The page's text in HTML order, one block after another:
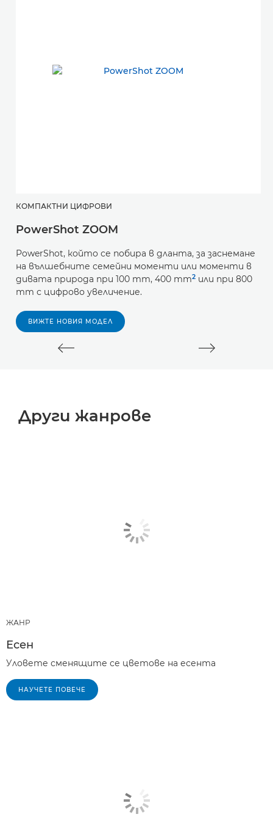
КОМПАКТНИ ЦИФРОВИ
PowerShot ZOOM
PowerShot, който се побира в дланта, за заснемане
на вълшебните семейни моменти или моменти в
дивата природа при 100 mm, 400 mm2 или при 800
mm с цифрово увеличение.
ВИЖТЕ НОВИЯ МОДЕЛ
Други жанрове
ЖАНР
Есен
Уловете сменящите се цветове на есента
НАУЧЕТЕ ПОВЕЧЕ